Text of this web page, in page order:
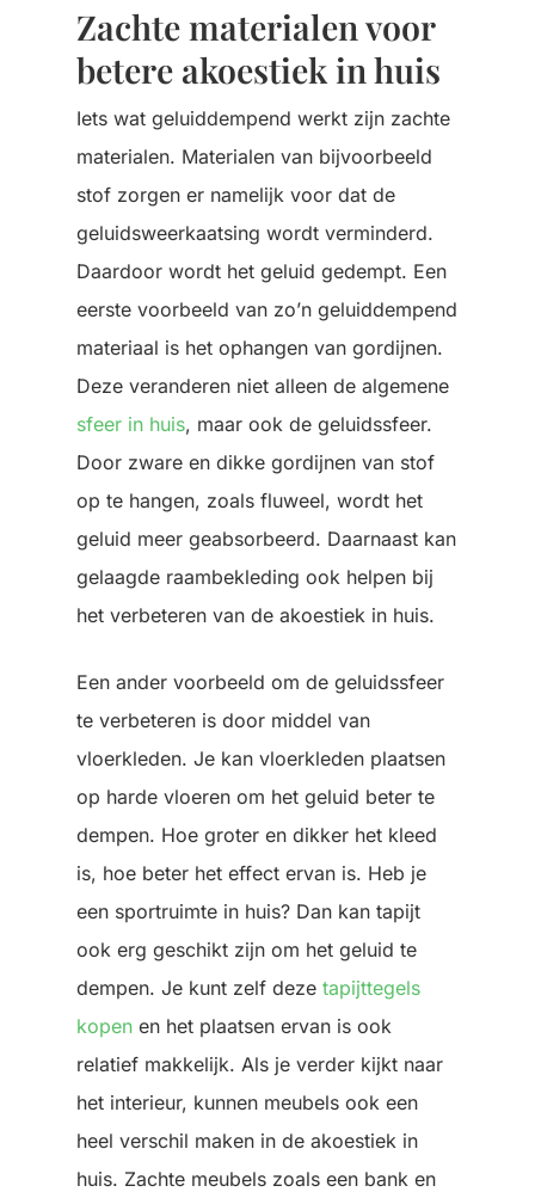
Zachte materialen voor
betere akoestiek in huis
Iets wat geluiddempend werkt zijn zachte
materialen. Materialen van bijvoorbeeld
stof zorgen er namelijk voor dat de
geluidsweerkaatsing wordt verminderd.
Daardoor wordt het geluid gedempt. Een
eerste voorbeeld van zo’n geluiddempend
materiaal is het ophangen van gordijnen.
Deze veranderen niet alleen de algemene
sfeer in huis, maar ook de geluidssfeer.
Door zware en dikke gordijnen van stof
op te hangen, zoals fluweel, wordt het
geluid meer geabsorbeerd. Daarnaast kan
gelaagde raambekleding ook helpen bij
het verbeteren van de akoestiek in huis.
Een ander voorbeeld om de geluidssfeer
te verbeteren is door middel van
vloerkleden. Je kan vloerkleden plaatsen
op harde vloeren om het geluid beter te
dempen. Hoe groter en dikker het kleed
is, hoe beter het effect ervan is. Heb je
een sportruimte in huis? Dan kan tapijt
ook erg geschikt zijn om het geluid te
dempen. Je kunt zelf deze tapijttegels
kopen en het plaatsen ervan is ook
relatief makkelijk. Als je verder kijkt naar
het interieur, kunnen meubels ook een
heel verschil maken in de akoestiek in
huis. Zachte meubels zoals een bank en